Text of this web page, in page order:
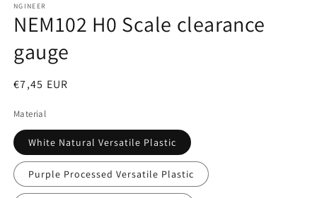
1
in
modal
NGINEER
NEM102 H0 Scale clearance
gauge
Regular
€7,45 EUR
Material
White Natural Versatile Plastic
Purple Processed Versatile Plastic